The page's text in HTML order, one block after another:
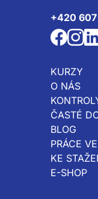
+420 607
KURZY
O NÁS
ČASTÉ
BLOG
PRÁCE
KE
E-SHOP